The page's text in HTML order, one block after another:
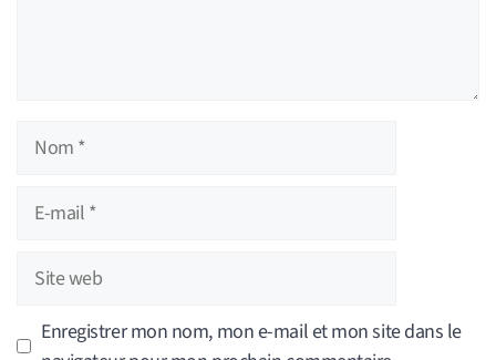
Nom
Site
web
Enregistrer mon nom, mon e-mail et mon site dans le